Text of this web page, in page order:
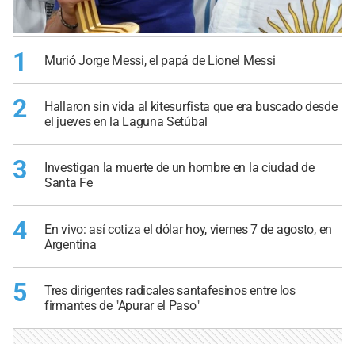
1 Murió Jorge Messi, el papá de Lionel Messi
2
Hallaron sin vida al kitesurfista que era buscado desde
el jueves en la Laguna Setúbal
3
Investigan la muerte de un hombre en la ciudad de
Santa Fe
4
En vivo: así cotiza el dólar hoy, viernes 7 de agosto, en
Argentina
5
Tres dirigentes radicales santafesinos entre los
firmantes de "Apurar el Paso"